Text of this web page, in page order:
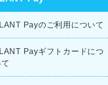
Payのご利用について
Payギフトカードにつ